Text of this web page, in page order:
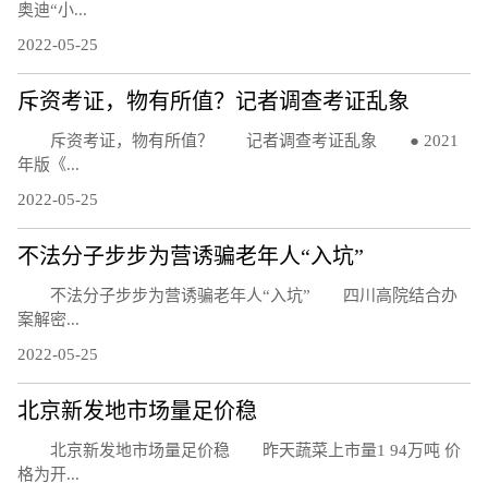
奥迪“小...
2022-05-25
斥资考证，物有所值？记者调查考证乱象
斥资考证，物有所值？ 记者调查考证乱象 ● 2021
年版《...
2022-05-25
不法分子步步为营诱骗老年人“入坑”
不法分子步步为营诱骗老年人“入坑” 四川高院结合办
案解密...
2022-05-25
北京新发地市场量足价稳
北京新发地市场量足价稳 昨天蔬菜上市量1 94万吨 价
格为开...